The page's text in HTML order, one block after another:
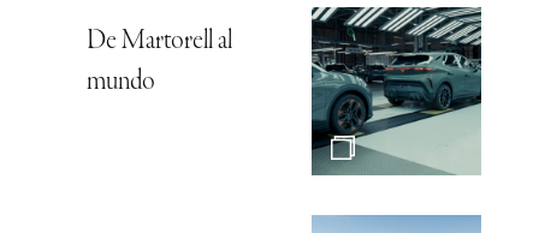
De Martorell al
mundo